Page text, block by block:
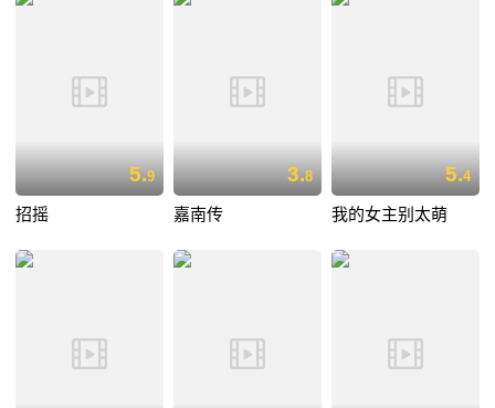
5.9
招摇
3.8
嘉南传
5.4
我的女主别太萌